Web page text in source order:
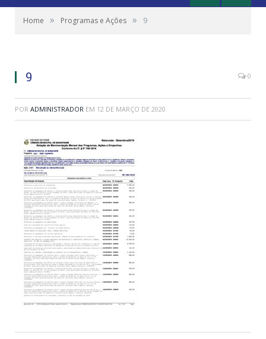
Home » Programas e Ações » 9
9 0
POR ADMINISTRADOR EM 12 DE MARÇO DE 2020